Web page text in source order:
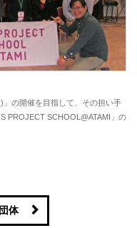
」の開催を目指して、その担い手
PROJECT SCHOOL@ATAMI」の
体